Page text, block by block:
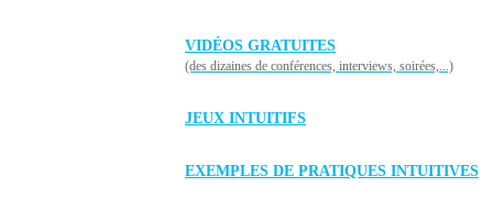
VIDÉOS GRATUITES
(des dizaines de conférences, interviews, soirées,...)
JEUX INTUITIFS
EXEMPLES DE PRATIQUES INTUITIVES